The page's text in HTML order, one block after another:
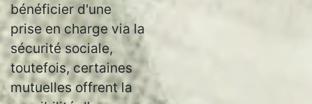
bénéficier d'une
prise en charge via la
sécurité sociale,
toutefois, certaines
mutuelles offrent la